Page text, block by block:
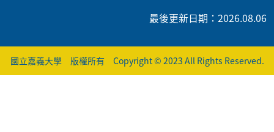
最後更新日期：2026.08.06
國立嘉義大學 版權所有 Copyright © 2023 All Rights Reserved.